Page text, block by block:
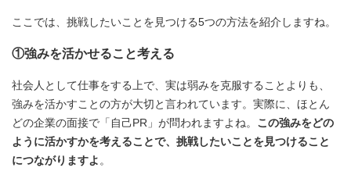
ここでは、挑戦したいことを見つける5つの方法を紹介しますね。
①強みを活かせること考える
社会人として仕事をする上で、実は弱みを克服することよりも、
強みを活かすことの方が大切と言われています。実際に、ほとん
どの企業の面接で「自己PR」が問われますよね。 この強みをどの
ように活かすかを考えることで、挑戦したいことを見つけること
につながりますよ 。